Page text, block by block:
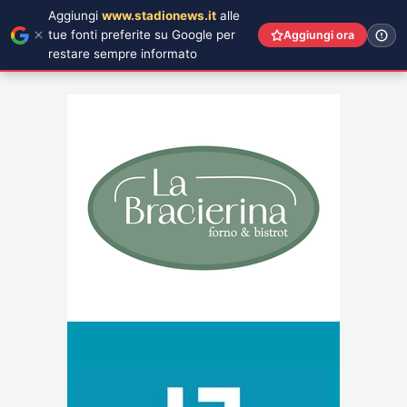
Aggiungi www.stadionews.it alle
tue fonti preferite su Google per
restare sempre informato
Aggiungi ora